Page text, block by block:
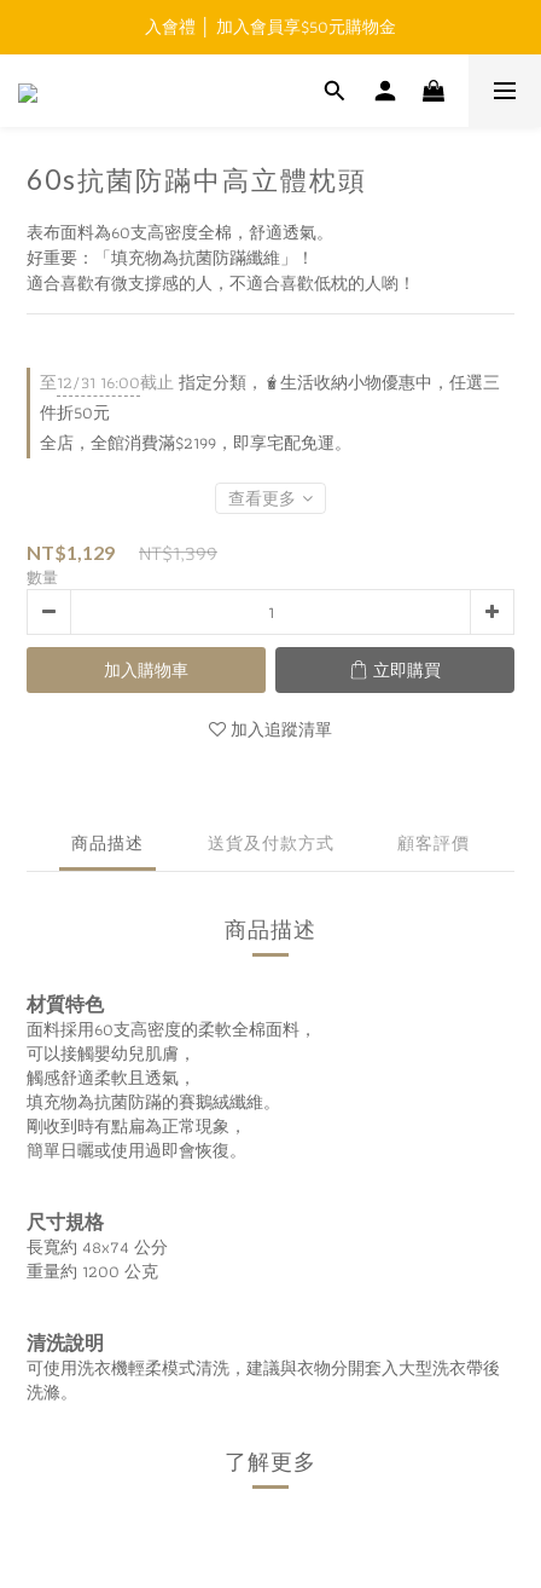
免運費 │ 滿$999元 超商取貨免運
入會禮 │ 加入會員享$50元購物金
免運費 │ 滿$999元 超商取貨免運
60s抗菌防蹣中高立體枕頭
表布面料為60支高密度全棉，舒適透氣。
好重要：「填充物為抗菌防蹣纖維」！
適合喜歡有微支撐感的人，不適合喜歡低枕的人喲！
至12/31 16:00截止指定分類，🧋生活收納小物優惠中，任選三
件折50元
全店，全館消費滿$2199，即享宅配免運。
查看更多
NT$1,129 NT$1,399
數量
加入購物車 立即購買
加入追蹤清單
商品描述 送貨及付款方式 顧客評價
商品描述
材質特色
面料採用60支高密度的柔軟全棉面料，
可以接觸嬰幼兒肌膚，
觸感舒適柔軟且透氣，
填充物為抗菌防蹣的賽鵝絨纖維。
剛收到時有點扁為正常現象，
簡單日曬或使用過即會恢復。
尺寸規格
長寬約 48x74 公分
重量約 1200 公克
清洗說明
可使用洗衣機輕柔模式清洗，建議與衣物分開套入大型洗衣帶後
洗滌。
了解更多